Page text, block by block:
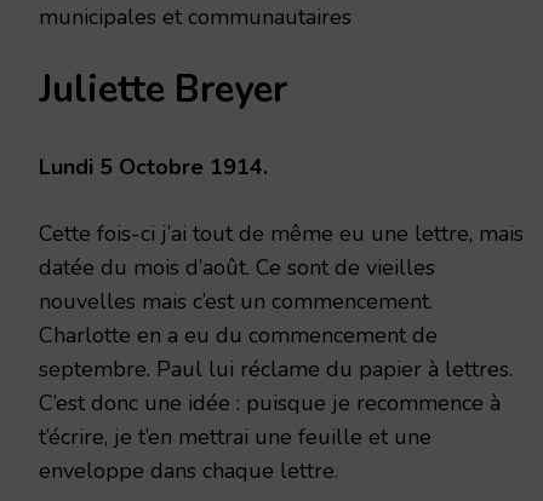
municipales et communautaires
Juliette Breyer
Lundi 5 Octobre 1914.
Cette fois-ci j’ai tout de même eu une lettre, mais
datée du mois d’août. Ce sont de vieilles
nouvelles mais c’est un commencement.
Charlotte en a eu du commencement de
septembre. Paul lui réclame du papier à lettres.
C’est donc une idée : puisque je recommence à
t’écrire, je t’en mettrai une feuille et une
enveloppe dans chaque lettre.